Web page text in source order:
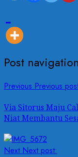
Post navigation
Previous Previous
Via Sitorus Maju
Niat Membantu
Next Next post: